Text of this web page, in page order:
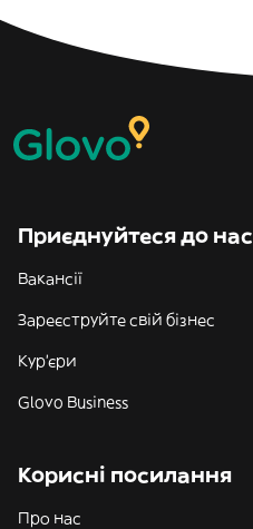
Приєднуйтеся до нас
Вакансії
Зареєструйте свій бізнес
Кур'єри
Glovo Business
Корисні посилання
Про нас